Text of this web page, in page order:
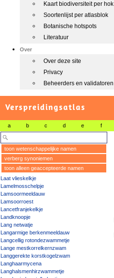
Kaart biodiversiteit per hok
Soortenlijst per atlasblok
Botanische hotspots
Literatuur
Over
Over deze site
Privacy
Beheerders en validatoren
Verspreidingsatlas
a b c d e f
toon wetenschappelijke namen
verberg synoniemen
toon alleen geaccepteerde namen
Laat vlieskelkje
Lamelmosschelpje
Lamsoormeeldauw
Lamsoorroest
Lancetfranjekelkje
Landknoopje
Lang netwatje
Langarmige berkenmeeldauw
Langcellig rotondezwammetje
Lange mestkorrelkernzwam
Langgerekte korstkogelzwam
Langhaarmycena
Langhalsmenhirzwammetje